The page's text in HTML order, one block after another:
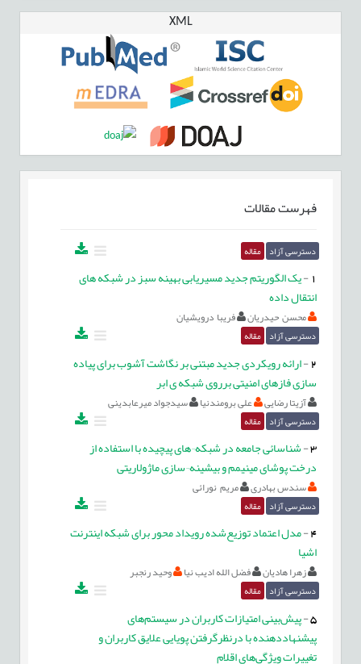
XML
فهرست مقالات
دسترسی آزاد مقاله
-یک الگوریتم جدید مسیریابی بهینه سبز در شبکه های
انتقال داده
محسن حیدریان فریبا درویشیان
دسترسی آزاد مقاله
2
-ارائه رویکردی جدید مبتنی بر نگاشت آشوب برای پیاده
سازی فازهای امنیتی برروی شبکه ی ابر
آزیتا رضایی علی برومندنیا سیدجواد میرعابدینی
دسترسی آزاد مقاله
3
-شناسائی جامعه در شبکه¬های پیچیده با استفاده از
درخت پوشای مینیمم و بیشینه¬سازی ماژولاریتی
سندس بهادری مریم نورائی
دسترسی آزاد مقاله
4
-مدل اعتماد توزیع‌شده رویداد محور برای شبکه اينترنت
اشيا
زهرا هادیان فضل الله ادیب نیا وحید رنجبر
دسترسی آزاد مقاله
5
-پیش‌بینی امتیازات کاربران در سیستم‌های
پیشنهاددهنده با درنظرگرفتن پویایی علایق کاربران و
تغییرات ویژگی‌های اقلام